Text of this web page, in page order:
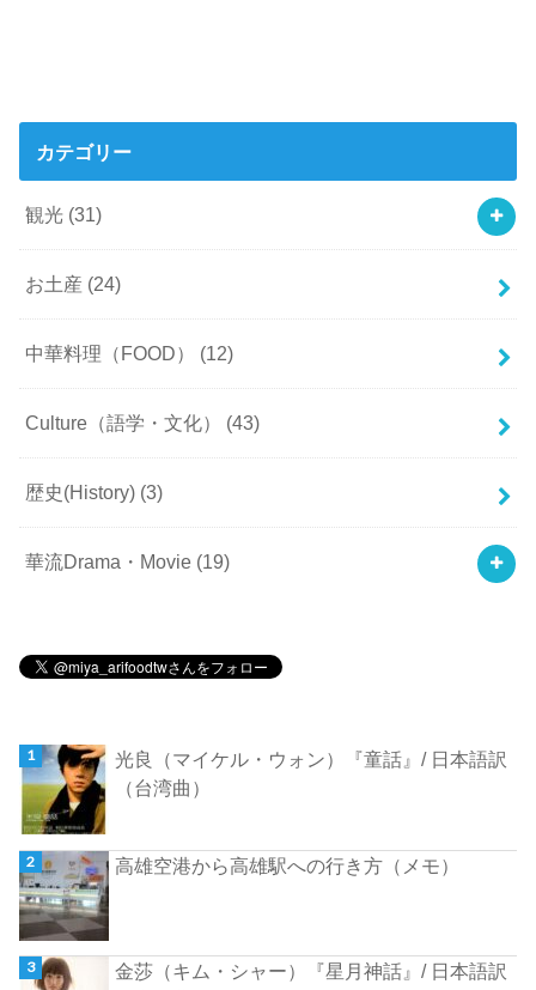
カテゴリー
観光 (31)
お土産 (24)
中華料理（FOOD） (12)
Culture（語学・文化） (43)
歴史(History) (3)
華流Drama・Movie (19)
光良（マイケル・ウォン）『童話』/ 日本語訳
（台湾曲）
高雄空港から高雄駅への行き方（メモ）
金莎（キム・シャー）『星月神話』/ 日本語訳